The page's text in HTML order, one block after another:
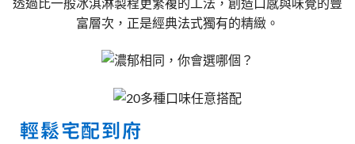
輕鬆宅配到府